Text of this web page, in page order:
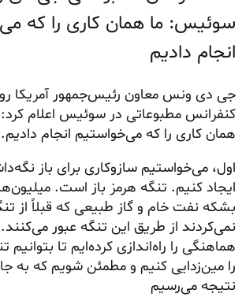
سوئیس: ما همان کاری را که
انجام دادیم
جی دی ونس معاون رئیس‌جمهور آمریکا
کنفرانس مطبوعاتی در سوئیس اعلام کرد:
همان کاری را که می‌خواستیم انجام دادیم.
اول، می‌خواستیم سازوکاری برای باز
ایجاد کنیم. تنگه هرمز باز است.
بشکه نفت خام و گاز طبیعی که قبلاً از
نمی‌کردند از طریق این تنگه عبور
هماهنگی را راه‌اندازی کرده‌ایم تا بتوانیم
را مین‌زدایی کنیم و مطمئن شویم که به
نتیجه می‌رسیم